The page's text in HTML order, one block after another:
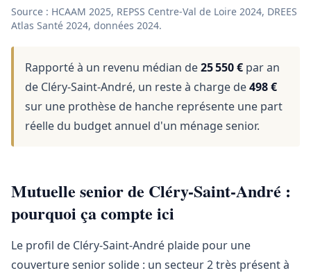
Source : HCAAM 2025, REPSS Centre-Val de Loire 2024, DREES
Atlas Santé 2024, données 2024.
Rapporté à un revenu médian de25 550 € par an
de Cléry-Saint-André, un reste à charge de498 €
sur une prothèse de hanche représente une part
réelle du budget annuel d'un ménage senior.
Mutuelle senior de Cléry-Saint-André :
pourquoi ça compte ici
Le profil de Cléry-Saint-André plaide pour une
couverture senior solide : un secteur 2 très présent à